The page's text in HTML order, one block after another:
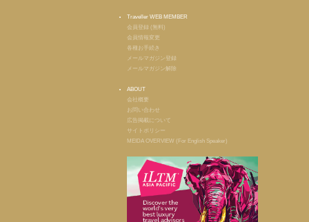
Traveller WEB MEMBER
会員登録 (無料)
会員情報変更
各種お手続き
メールマガジン登録
メールマガジン解除
ABOUT
会社概要
お問い合わせ
広告掲載について
サイトポリシー
MEIDA OVERVIEW (For English Speaker)